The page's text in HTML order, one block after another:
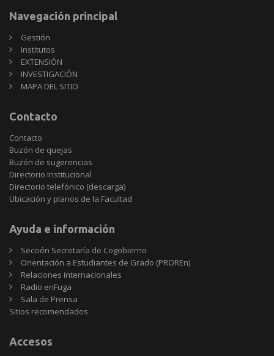
Navegación principal
Gestión
Institutos
EXTENSIÓN
INVESTIGACIÓN
MAPA DEL SITIO
Contacto
Contacto
Buzón de quejas
Buzón de sugerencias
Directorio Institucional
Directorio telefónico (descarga)
Ubicación y planos de la Facultad
Ayuda e información
Sección Secretaría de Cogobierno
Orientación a Estudiantes de Grado (PROREn)
Relaciones internacionales
Radio enFuga
Sala de Prensa
Sitios
Sitios recomendados
Accesos